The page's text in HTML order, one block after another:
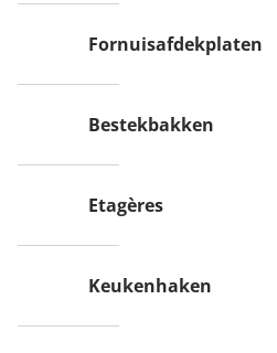
Fornuisafdekplaten
Bestekbakken
Etagères
Keukenhaken